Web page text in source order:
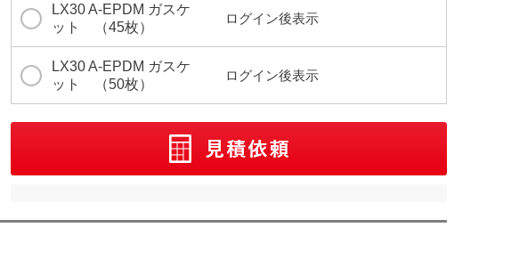
LX30 A-EPDM ガスケ
ット （45枚）
ログイン後表示
LX30 A-EPDM ガスケ
ット （50枚）
ログイン後表示